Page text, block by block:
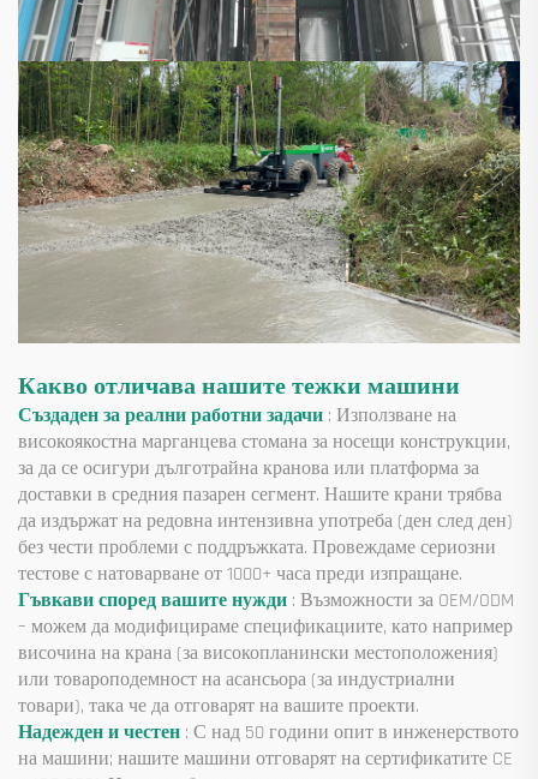
Какво отличава нашите тежки машини
Създаден за реални работни задачи : Използване на
високоякостна марганцева стомана за носещи конструкции,
за да се осигури дълготрайна кранова или платформа за
доставки в средния пазарен сегмент. Нашите крани трябва
да издържат на редовна интензивна употреба (ден след ден)
без чести проблеми с поддръжката. Провеждаме сериозни
тестове с натоварване от 1000+ часа преди изпращане.
Гъвкави според вашите нужди : Възможности за OEM/ODM
– можем да модифицираме спецификациите, като например
височина на крана (за високопланински местоположения)
или товароподемност на асансьора (за индустриални
товари), така че да отговарят на вашите проекти.
Надежден и честен : С над 50 години опит в инженерството
на машини; нашите машини отговарят на сертификатите CE